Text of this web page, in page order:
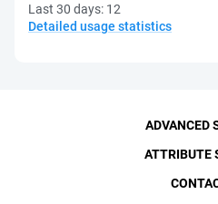
Last 30 days: 12
Detailed usage statistics
ADVANCED
ATTRIBUTE